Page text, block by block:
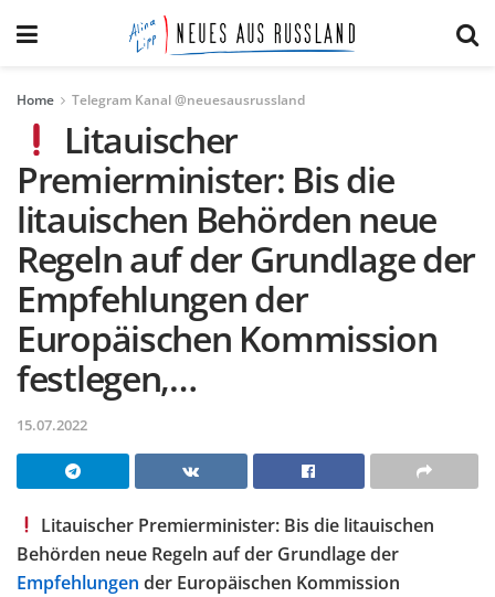
Home Telegram Kanal @neuesausrussland
Litauischer
Premierminister: Bis die
litauischen Behörden neue
Regeln auf der Grundlage der
Empfehlungen der
Europäischen Kommission
festlegen,…
15.07.2022
Litauischer Premierminister: Bis die litauischen
Behörden neue Regeln auf der Grundlage der
Empfehlungen der Europäischen Kommission